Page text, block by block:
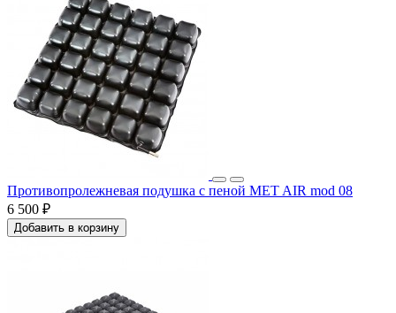
Противопролежневая подушка с пеной MET AIR mod 08
6 500 ₽
Добавить в корзину